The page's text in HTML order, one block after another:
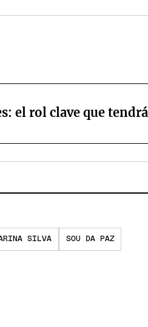
el rol clave que
SILVA SOU DA PAZ